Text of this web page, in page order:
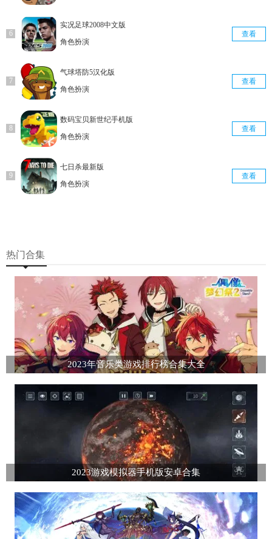
实况足球2008中文版
角色扮演
查看
气球塔防5汉化版
角色扮演
查看
数码宝贝新世纪手机版
角色扮演
查看
七日杀最新版
角色扮演
查看
热门合集
2023年音乐类游戏排行榜合集大全
2023游戏模拟器手机版安卓合集